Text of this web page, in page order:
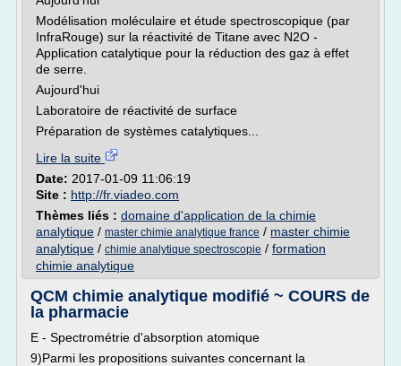
Modélisation moléculaire et étude spectroscopique (par
InfraRouge) sur la réactivité de Titane avec N2O -
Application catalytique pour la réduction des gaz à effet
de serre.
Aujourd'hui
Laboratoire de réactivité de surface
Préparation de systèmes catalytiques...
Lire la suite
Date: 2017-01-09 11:06:19
Site : http://fr.viadeo.com
Thèmes liés : domaine d'application de la chimie
analytique / master chimie analytique france / master chimie
analytique / chimie analytique spectroscopie / formation
chimie analytique
QCM chimie analytique modifié ~ COURS de
la pharmacie
E - Spectrométrie d'absorption atomique
9)Parmi les propositions suivantes concernant la